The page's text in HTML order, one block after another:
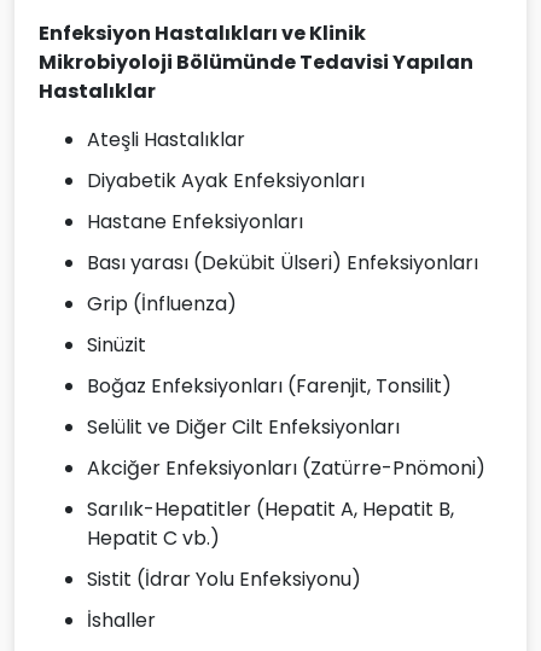
Enfeksiyon Hastalıkları ve Klinik
Mikrobiyoloji Bölümünde Tedavisi Yapılan
Hastalıklar
Ateşli Hastalıklar
Diyabetik Ayak Enfeksiyonları
Hastane Enfeksiyonları
Bası yarası (Dekübit Ülseri) Enfeksiyonları
Grip (İnfluenza)
Sinüzit
Boğaz Enfeksiyonları (Farenjit, Tonsilit)
Selülit ve Diğer Cilt Enfeksiyonları
Akciğer Enfeksiyonları (Zatürre-Pnömoni)
Sarılık-Hepatitler (Hepatit A, Hepatit B,
Hepatit C vb.)
Sistit (İdrar Yolu Enfeksiyonu)
İshaller